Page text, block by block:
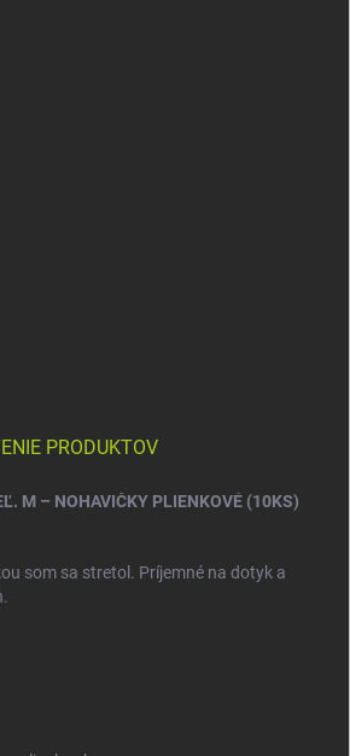
PRODUKTOV
M – NOHAVIČKY PLIENKOVÉ (10KS)
som sa stretol. Príjemné na dotyk a